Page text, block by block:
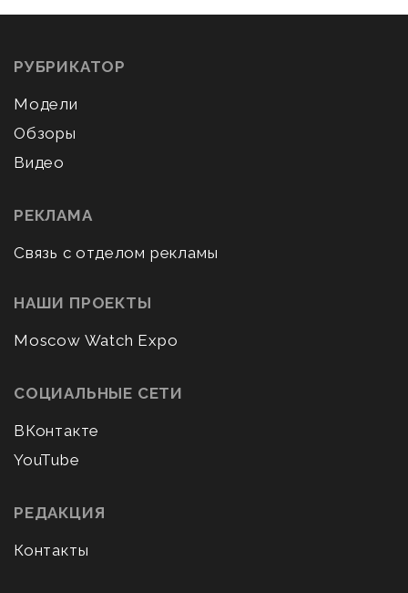
РУБРИКАТОР
Модели
Обзоры
Видео
РЕКЛАМА
Связь с отделом рекламы
НАШИ ПРОЕКТЫ
Moscow Watch Expo
СОЦИАЛЬНЫЕ СЕТИ
ВКонтакте
YouTube
РЕДАКЦИЯ
Контакты